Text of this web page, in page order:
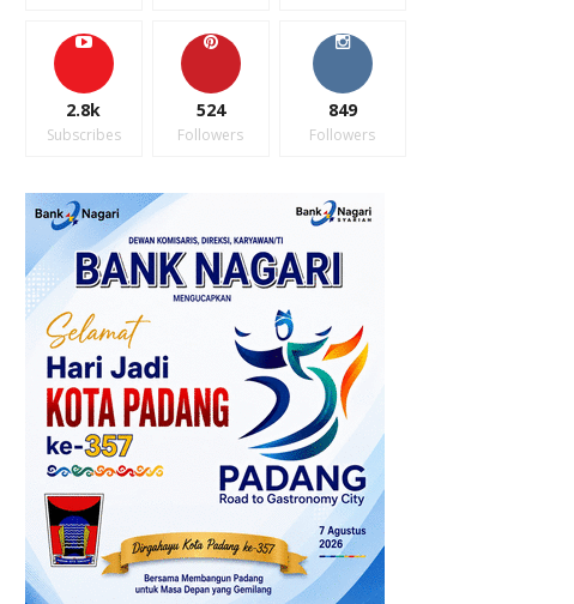
2.8k
Subscribes
524
Followers
849
Followers